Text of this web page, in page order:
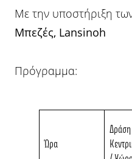
Με την υποστήριξη
Μπεζές, Lansinoh
Πρόγραμμα:
Ώρα
Δράση